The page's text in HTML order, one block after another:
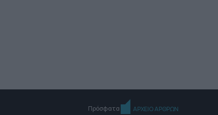
Πρόσφατα ΑΡΧΕΙΟ ΑΡΘΡΩΝ